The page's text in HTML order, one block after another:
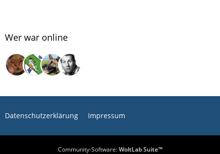
Wer war online
Datenschutzerklärung Impressum
Community-Software:WoltLab Suite™